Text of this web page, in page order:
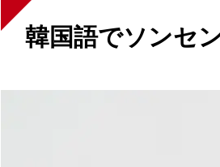
韓国語でソンセ